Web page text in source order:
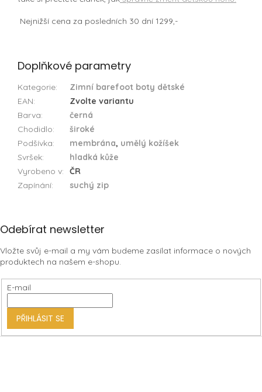
Nejnižší cena za posledních 30 dní 1299,-
Doplňkové parametry
Kategorie:
Zimní barefoot boty dětské
EAN:
Zvolte variantu
Barva:
černá
Chodidlo:
široké
Podšívka: membrána, umělý kožíšek
Svršek:
hladká kůže
Vyrobeno v:
ČR
Zapínání: suchý zip
Z
p
a
t
Odebírat newsletter
Vložte svůj e-mail a my vám budeme zasílat informace o nových
produktech na našem e-shopu.
E-mail
PŘIHLÁSIT SE